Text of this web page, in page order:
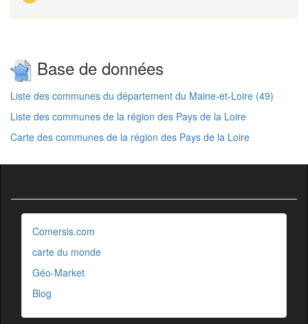
Base de données
Liste des communes du département du Maine-et-Loire (49)
Liste des communes de la région des Pays de la Loire
Carte des communes de la région des Pays de la Loire
Comersis.com
carte du monde
Géo-Market
Blog